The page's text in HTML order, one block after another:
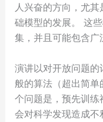
人兴奋的方向，尤其
础模型的发展。 这
集，并且可能包含广
演讲以对开放问题
般的算法（超出简
个问题是，预先训
会对科学发现造成